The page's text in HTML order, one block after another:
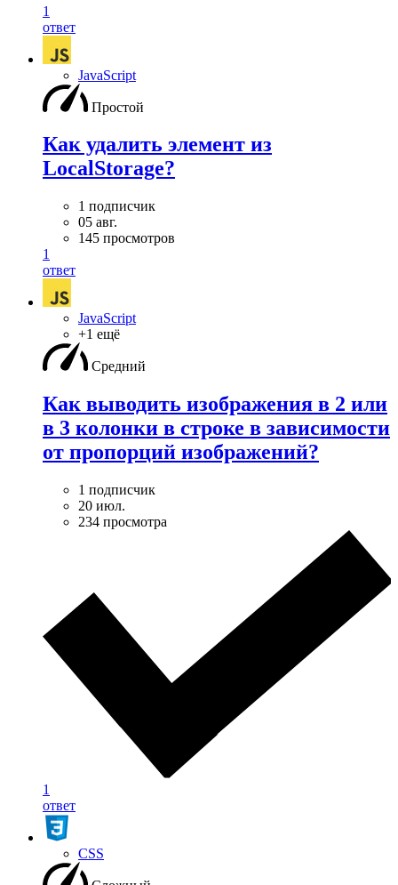
1
ответ
JavaScript
Простой
Как удалить элемент из
LocalStorage?
1 подписчик
05 авг.
145 просмотров
1
ответ
JavaScript
+1 ещё
Средний
Как выводить изображения в 2 или
в 3 колонки в строке в зависимости
от пропорций изображений?
1 подписчик
20 июл.
234 просмотра
1
ответ
CSS